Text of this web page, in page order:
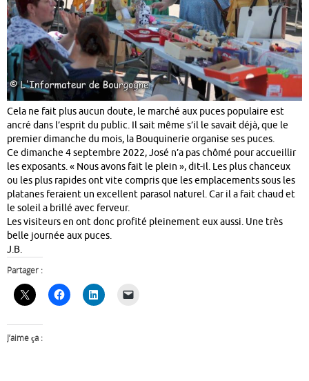
Cela ne fait plus aucun doute, le marché aux puces populaire est
ancré dans l’esprit du public. Il sait même s’il le savait déjà, que le
premier dimanche du mois, la Bouquinerie organise ses puces.
Ce dimanche 4 septembre 2022, José n’a pas chômé pour accueillir
les exposants. « Nous avons fait le plein », dit-il. Les plus chanceux
ou les plus rapides ont vite compris que les emplacements sous les
platanes feraient un excellent parasol naturel. Car il a fait chaud et
le soleil a brillé avec ferveur.
Les visiteurs en ont donc profité pleinement eux aussi. Une très
belle journée aux puces.
J.B.
Partager :
J’aime ça :